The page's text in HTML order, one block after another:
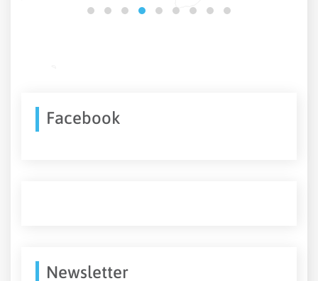
Facebook
Newsletter